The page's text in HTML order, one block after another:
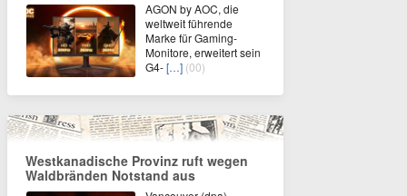
AGON by AOC, die
weltweit führende
Marke für Gaming-
Monitore, erweitert sein
G4-[…] (00)
Westkanadische Provinz ruft wegen
Waldbränden Notstand aus